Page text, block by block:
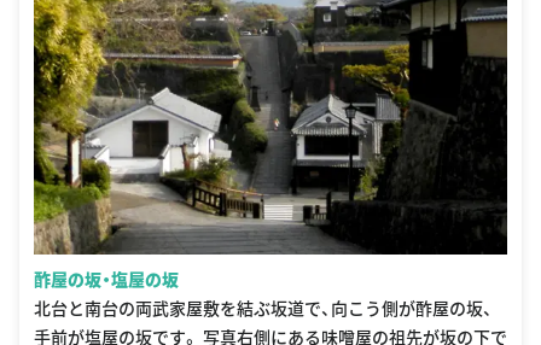
酢屋の坂・塩屋の坂
北台と南台の両武家屋敷を結ぶ坂道で、向こう側が酢屋の坂、
手前が塩屋の坂です。 写真右側にある味噌屋の祖先が坂の下で